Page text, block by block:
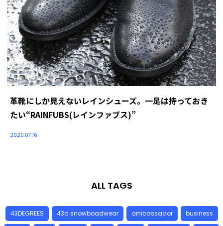
革靴にしか見えないレインシューズ。一足は持っておき
たい“RAINFUBS(レインファブス)”
2020.07.16
ALL TAGS
43DEGREES 43d snowboadwear ambassador business